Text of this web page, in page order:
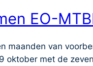
EO-
maanden van
oktober met de